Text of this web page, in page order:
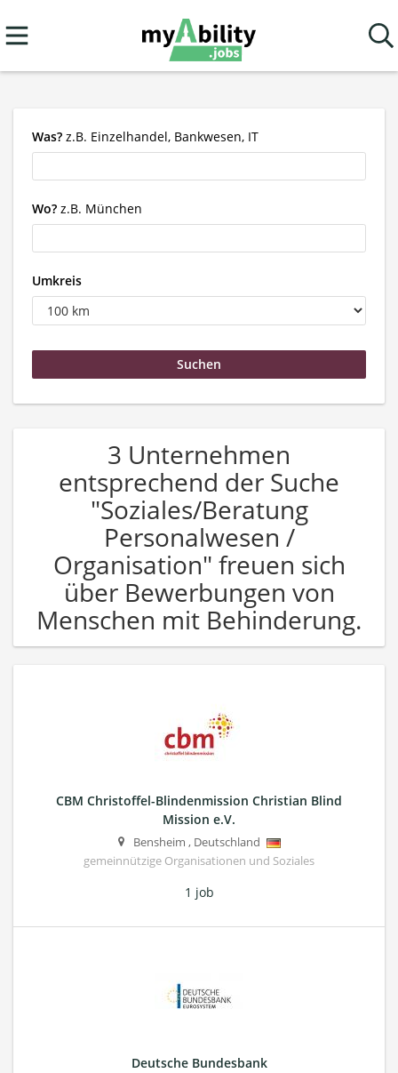
Was? z.B. Einzelhandel, Bankwesen, IT
Wo? z.B. München
Umkreis
3 Unternehmen
entsprechend der Suche
"Soziales/Beratung
Personalwesen /
Organisation" freuen sich
über Bewerbungen von
Menschen mit Behinderung.
CBM Christoffel-Blindenmission Christian Blind
Mission e.V.
Bensheim , Deutschland
gemeinnützige Organisationen und Soziales
1 job
Deutsche Bundesbank